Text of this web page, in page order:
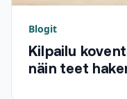
Blogit
Kilpailu
näin teet